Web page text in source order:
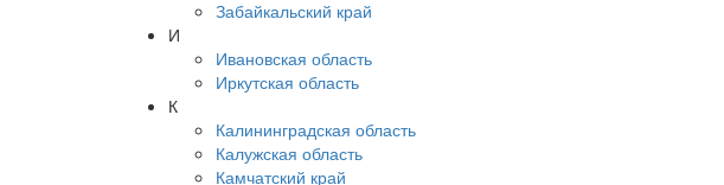
Забайкальский край
И
Ивановская область
Иркутская область
К
Калининградская область
Калужская область
Камчатский край